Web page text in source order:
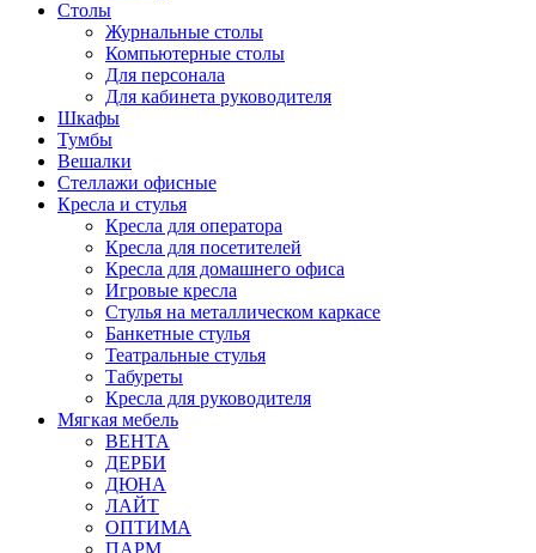
Столы
Журнальные столы
Компьютерные столы
Для персонала
Для кабинета руководителя
Шкафы
Тумбы
Вешалки
Стеллажи офисные
Кресла и стулья
Кресла для оператора
Кресла для посетителей
Кресла для домашнего офиса
Игровые кресла
Стулья на металлическом каркасе
Банкетные стулья
Театральные стулья
Табуреты
Кресла для руководителя
Мягкая мебель
ВЕНТА
ДЕРБИ
ДЮНА
ЛАЙТ
ОПТИМА
ПАРМ